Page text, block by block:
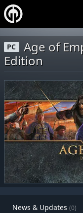
PC
Age of
Edition
News & Updates (0)